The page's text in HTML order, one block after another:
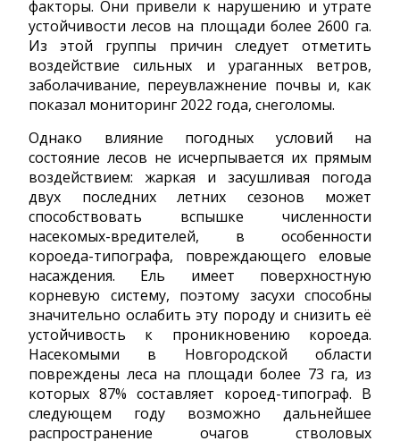
факторы. Они привели к нарушению и утрате
устойчивости лесов на площади более 2600 га.
Из этой группы причин следует отметить
воздействие сильных и ураганных ветров,
заболачивание, переувлажнение почвы и, как
показал мониторинг 2022 года, снеголомы.
Однако влияние погодных условий на
состояние лесов не исчерпывается их прямым
воздействием: жаркая и засушливая погода
двух последних летних сезонов может
способствовать вспышке численности
насекомых-вредителей, в особенности
короеда-типографа, повреждающего еловые
насаждения. Ель имеет поверхностную
корневую систему, поэтому засухи способны
значительно ослабить эту породу и снизить её
устойчивость к проникновению короеда.
Насекомыми в Новгородской области
повреждены леса на площади более 73 га, из
которых 87% составляет короед-типограф. В
следующем году возможно дальнейшее
распространение очагов стволовых